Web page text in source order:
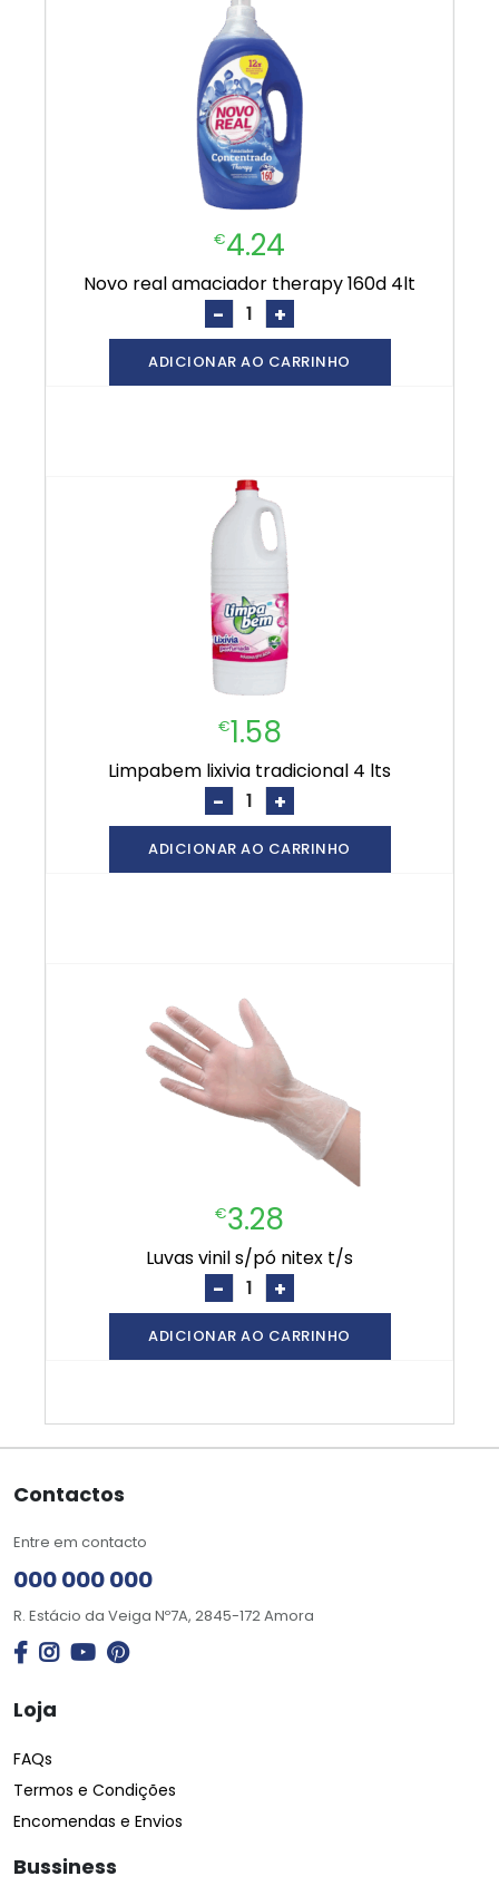
€4.24
novo real amaciador therapy 160d 4lt
- +
ADICIONAR AO CARRINHO
€1.58
limpabem lixivia tradicional 4 lts
- +
ADICIONAR AO CARRINHO
€3.28
luvas vinil s/pó nitex t/s
- +
ADICIONAR AO CARRINHO
Contactos
Entre em contacto
000 000 000
R. Estácio da Veiga Nº7A, 2845-172 Amora
Loja
FAQs
Termos e Condições
Encomendas e Envios
Bussiness